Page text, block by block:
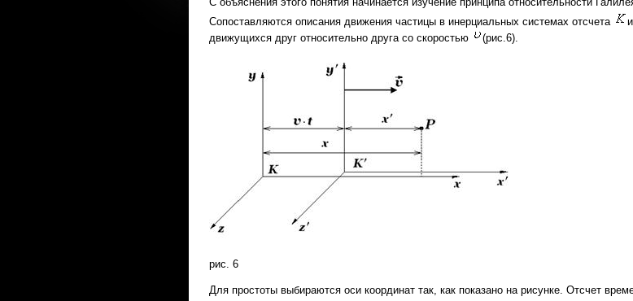
Сопоставляются описания движения частицы в инерциальных системах отсчета
и
движущихся друг относительно друга со скоростью
(рис.6).
рис. 6
Для простоты выбираются оси координат так, как показано на рисунке. Отсчет